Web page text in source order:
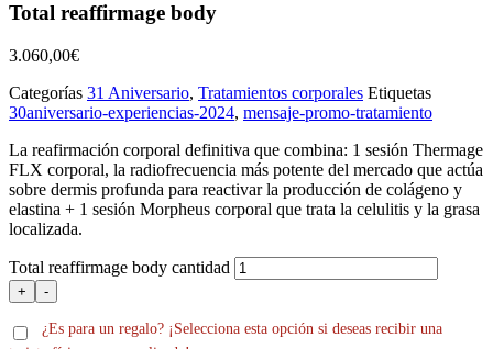
Total reaffirmage body
3.060,00€
Categorías 31 Aniversario, Tratamientos corporales Etiquetas
30aniversario-experiencias-2024, mensaje-promo-tratamiento
La reafirmación corporal definitiva que combina: 1 sesión Thermage
FLX corporal, la radiofrecuencia más potente del mercado que actúa
sobre dermis profunda para reactivar la producción de colágeno y
elastina + 1 sesión Morpheus corporal que trata la celulitis y la grasa
localizada.
Total reaffirmage body cantidad
+ -
¿Es para un regalo? ¡Selecciona esta opción si deseas recibir una